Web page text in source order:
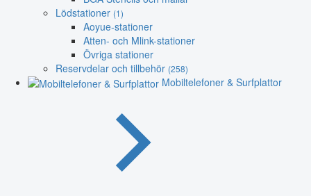
Lödstationer (1)
Aoyue-stationer
Atten- och Mlink-stationer
Övriga stationer
Reservdelar och tillbehör (258)
Mobiltelefoner & Surfplattor